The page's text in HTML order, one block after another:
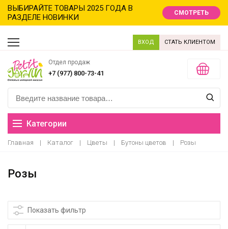
ВЫБИРАЙТЕ ТОВАРЫ 2025 ГОДА В
РАЗДЕЛЕ НОВИНКИ
СМОТРЕТЬ
ВХОД СТАТЬ КЛИЕНТОМ
Отдел продаж
+7 (977) 800-73-41
Категории
Новинки
Хиты продаж
Главная | Каталог | Цветы | Бутоны цветов | Розы
Розы
Показать фильтр